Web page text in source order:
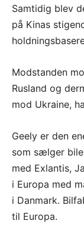
Samtidig blev
på Kinas
Modstanden
Rusland og
mod Ukraine,
Geely er den
som sælger
med Exlantis,
i Europa med
i Danmark.
til Europa.